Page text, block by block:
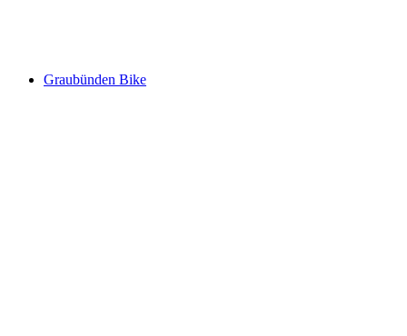
Graubünden Bike